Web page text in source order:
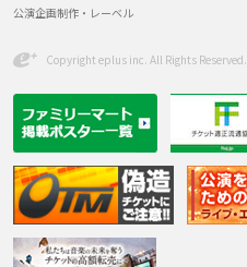
公演企画制作・レーベル
Copyright eplus inc. All Rights Reserved.